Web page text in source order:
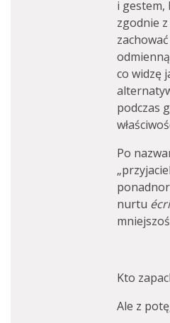
i gestem,
zgodnie
co widzę
podczas
Po
nurtu
Kto
Ale z